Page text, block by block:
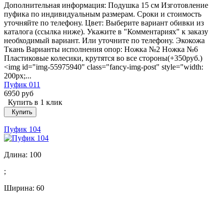
Дополнительная информация: Подушка 15 см Изготовление
пуфика по индивидуальным размерам. Сроки и стоимость
уточняйте по телефону. Цвет: Выберите вариант обивки из
каталога (ссылка ниже). Укажите в "Комментариях" к заказу
необходимый вариант. Или уточните по телефону. Экокожа
Ткань Варианты исполнения опор: Ножка №2 Ножка №6
Пластиковые колесики, крутятся во все стороны(+350руб.)
<img id="img-55975940" class="fancy-img-post" style="width:
200px;...
Пуфик 011
6950 руб
Купить в 1 клик
Купить
Пуфик 104
Длина: 100
;
Ширина: 60